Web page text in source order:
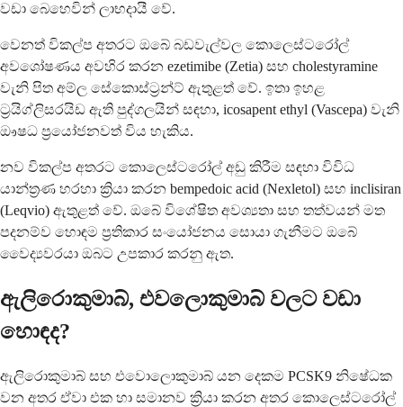
වඩා බෙහෙවින් ලාභදායී වේ.
වෙනත් විකල්ප අතරට ඔබේ බඩවැල්වල කොලෙස්ටරෝල්
අවශෝෂණය අවහිර කරන ezetimibe (Zetia) සහ cholestyramine
වැනි පිත අම්ල සේකොස්ට්‍රන්ට් ඇතුළත් වේ. ඉතා ඉහළ
ට්‍රයිග්ලිසරයිඩ ඇති පුද්ගලයින් සඳහා, icosapent ethyl (Vascepa) වැනි
ඖෂධ ප්‍රයෝජනවත් විය හැකිය.
නව විකල්ප අතරට කොලෙස්ටරෝල් අඩු කිරීම සඳහා විවිධ
යාන්ත්‍රණ හරහා ක්‍රියා කරන bempedoic acid (Nexletol) සහ inclisiran
(Leqvio) ඇතුළත් වේ. ඔබේ විශේෂිත අවශ්‍යතා සහ තත්වයන් මත
පදනම්ව හොඳම ප්‍රතිකාර සංයෝජනය සොයා ගැනීමට ඔබේ
වෛද්‍යවරයා ඔබට උපකාර කරනු ඇත.
ඇලි‍රොකුමාබ්, එවලොකුමාබ් වලට වඩා
හොඳද?
ඇලිරොකුමාබ් සහ එවොලොකුමාබ් යන දෙකම PCSK9 නිෂේධක
වන අතර ඒවා එක හා සමානව ක්‍රියා කරන අතර කොලෙස්ටරෝල්